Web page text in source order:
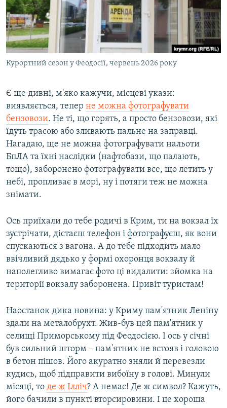
Курортний сезон у Феодосії, червень 2026 року
Є ще дивні, м'яко кажучи, місцеві укази:
виявляється, тепер не можна фотографувати
бензовози. Не ті, що горять, а просто бензовози, які
їдуть трасою або зливають пальне на заправці.
Нагадаю, ще не можна фотографувати нальоти
БпЛА та їхні наслідки (нафтобази, що палають,
тощо), заборонено фотографувати все, що летить у
небі, пропливає в морі, ну і потяги теж не можна
знімати.
Ось приїхали до тебе родичі в Крим, ти на вокзал їх
зустрічати, дістаєш телефон і фотографуєш, як вони
спускаються з вагона. А до тебе підходить мало
ввічливий дядько у формі охоронця вокзалу й
наполегливо вимагає фото ці видалити: зйомка на
території вокзалу заборонена. Привіт туристам!
Наостанок дика новина: у Криму пам'ятник Леніну
здали на металобрухт. Жив-був цей пам'ятник у
селищі Приморському під Феодосією. І ось у січні
був сильний шторм – пам'ятник не встояв і головою
в бетон пішов. Його акуратно зняли й перевезли
кудись, щоб підправити вибоїну в голові. Минули
місяці, то де ж Ілліч? А немає! Де ж символ? Кажуть,
його бачили в пункті вторсировини. І це хороша